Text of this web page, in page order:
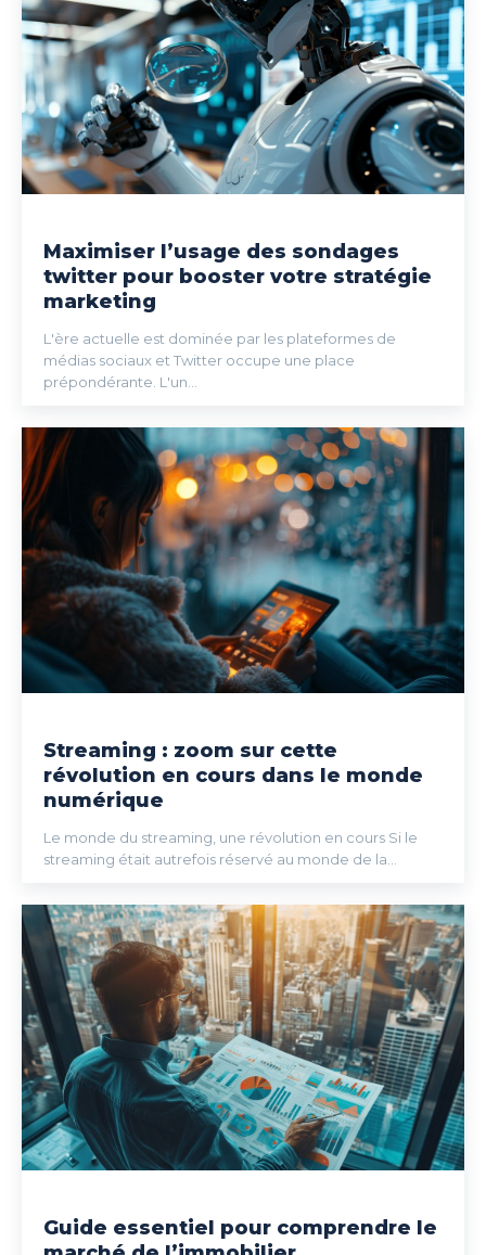
Maximiser l’usage des sondages
twitter pour booster votre stratégie
marketing
L'ère actuelle est dominée par les plateformes de
médias sociaux et Twitter occupe une place
prépondérante. L'un...
Streaming : zoom sur cette
révolution en cours dans le monde
numérique
Le monde du streaming, une révolution en cours Si le
streaming était autrefois réservé au monde de la...
Guide essentiel pour comprendre le